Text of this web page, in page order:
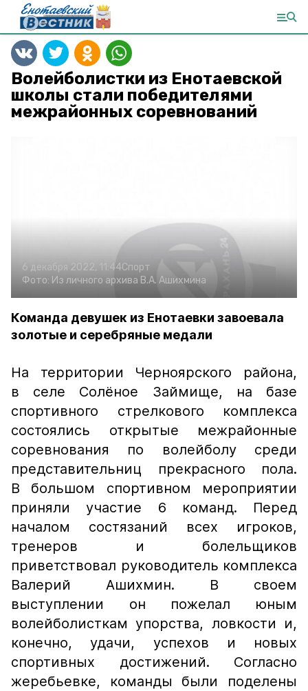
Волейболистки из Енотаевской
школы стали победителями
межрайонных соревнований
6 декабря 2022, 11:44Спорт
Фото: Из личного архива В.А. Ашихмина
Команда девушек из Енотаевки завоевала
золотые и серебряные медали
На территории Черноярского района,
в селе Солёное Займище, на базе
спортивного стрелкового комплекса
состоялись открытые межрайонные
соревнования по волейболу среди
представительниц прекрасного пола.
В большом спортивном мероприятии
приняли участие 6 команд. Перед
началом состязаний всех игроков,
тренеров и болельщиков
приветствовал руководитель комплекса
Валерий Ашихмин. В своем
выступлении он пожелал юным
волейболисткам упорства, ловкости и,
конечно, удачи, успехов и новых
спортивных достижений. Согласно
жеребьевке, команды были поделены